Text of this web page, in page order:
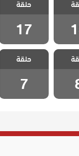
البلقان الحلقة
17
حلقة
17
8
مسلسل تهويدة
البلقان الحلقة 7
حلقة
7